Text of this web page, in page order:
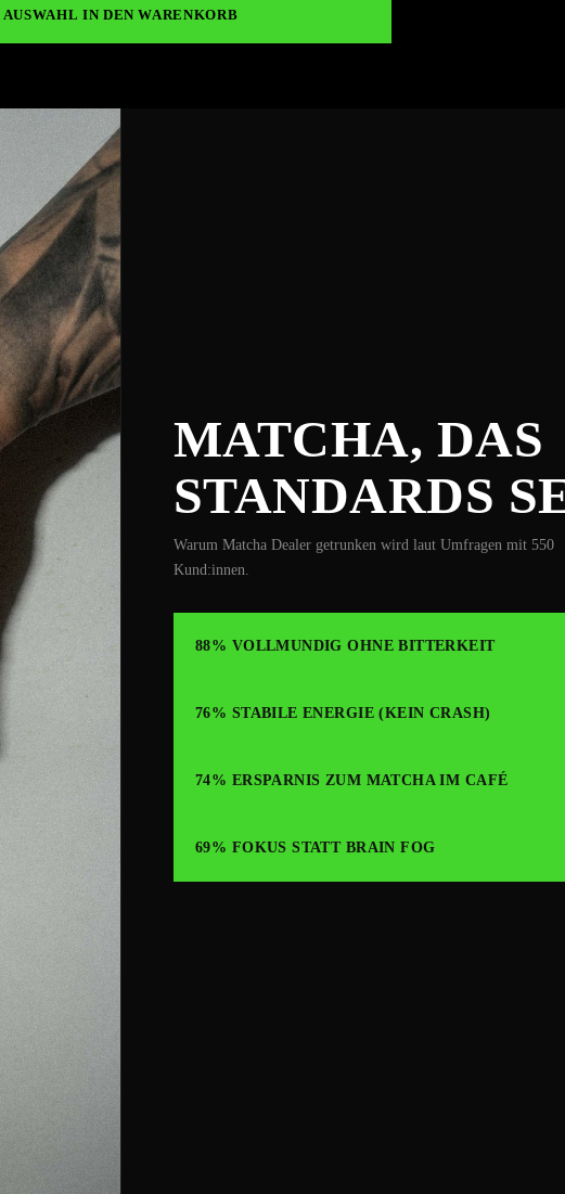
AUSWAHL IN DEN WARENKORB
MATCHA, DAS
STANDARDS
Warum Matcha Dealer getrunken wird laut Umfragen mit 550
Kund:innen.
88% VOLLMUNDIG OHNE BITTERKEIT
76% STABILE ENERGIE (KEIN CRASH)
74% ERSPARNIS ZUM MATCHA IM CAFÉ
69% FOKUS STATT BRAIN FOG